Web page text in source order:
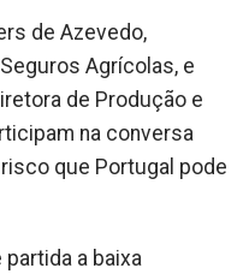
de Azevedo,
Agrícolas, e
de Produção e
na conversa
que Portugal pode
a baixa